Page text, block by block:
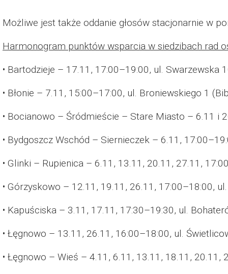
Możliwe jest także oddanie głosów stacjonarnie w
Harmonogram punktów wsparcia w siedzibach rad
• Bartodzieje – 17.11, 17:00–19:00, ul. Swarzewska
• Błonie – 7.11, 15:00–17:00, ul. Broniewskiego 1
• Bocianowo – Śródmieście – Stare Miasto – 6.11 i
• Bydgoszcz Wschód – Siernieczek – 6.11,
• Glinki – Rupienica – 6.11, 13.11, 20.11, 27.11,
• Górzyskowo – 12.11, 19.11, 26.11, 17:00–18:00,
• Kapuściska – 3.11, 17.11, 17:30–19:30, ul.
• Łęgnowo – 13.11, 26.11, 16:00–18:00, ul.
• Łęgnowo – Wieś – 4.11, 6.11, 13.11, 18.11,